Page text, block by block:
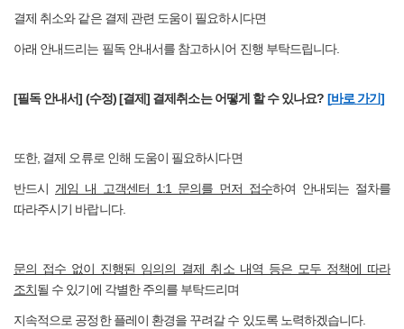
결제 취소와 같은 결제 관련 도움이 필요하시다면
아래 안내드리는 필독 안내서를 참고하시어 진행 부탁드립니다.
[필독 안내서] (수정) [결제] 결제취소는 어떻게 할 수 있나요? [바로 가기]
또한, 결제 오류로 인해 도움이 필요하시다면
반드시 게임 내 고객센터 1:1 문의를 먼저 접수하여 안내되는 절차를
따라주시기 바랍니다.
문의 접수 없이 진행된 임의의 결제 취소 내역 등은 모두 정책에 따라
조치될 수 있기에 각별한 주의를 부탁드리며
지속적으로 공정한 플레이 환경을 꾸려갈 수 있도록 노력하겠습니다.